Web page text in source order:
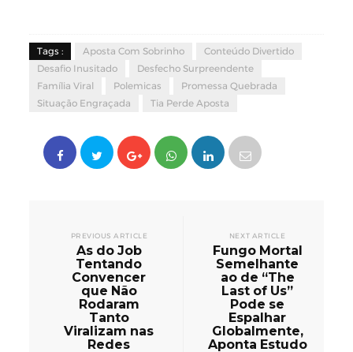
Tags : Aposta Com Sobrinho
Conteúdo Divertido
Desafio Inusitado
Desfecho Surpreendente
Família Viral
Polemicas
Promessa Quebrada
Situação Engraçada
Tia Perde Aposta
PREVIOUS ARTICLE
As do Job
Tentando
Convencer
que Não
Rodaram
Tanto
Viralizam nas
Redes
NEXT ARTICLE
Fungo Mortal
Semelhante
ao de “The
Last of Us”
Pode se
Espalhar
Globalmente,
Aponta Estudo